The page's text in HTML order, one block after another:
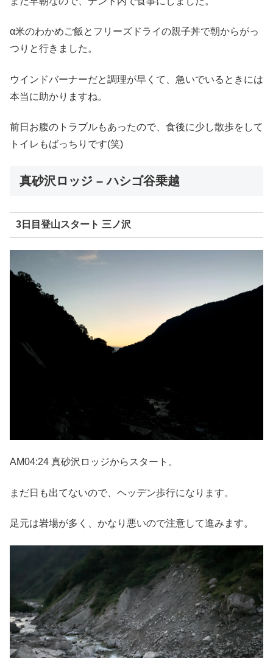
α米のわかめご飯とフリーズドライの親子丼で朝からがっ
つりと行きました。
ウインドバーナーだと調理が早くて、急いでいるときには
本当に助かりますね。
前日お腹のトラブルもあったので、食後に少し散歩をして
トイレもばっちりです(笑)
真砂沢ロッジ – ハシゴ谷乗越
3日目登山スタート 三ノ沢
AM04:24 真砂沢ロッジからスタート。
まだ日も出てないので、ヘッデン歩行になります。
足元は岩場が多く、かなり悪いので注意して進みます。